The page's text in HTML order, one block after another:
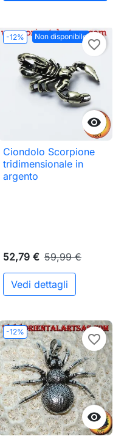
-12% Non disponibile

favorite_border
Ciondolo Scorpione
tridimensionale in
argento
52,79 € 59,99 €
Vedi dettagli
-12%

favorite_border